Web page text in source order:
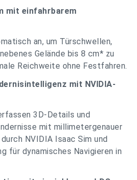
mit einfahrbarem
an, um Türschwellen,
Gelände bis 8 cm* zu
Reichweite ohne Festfahren.
mit NVIDIA-
3D-Details und
mit millimetergenauer
NVIDIA Isaac Sim und
für dynamisches Navigieren in